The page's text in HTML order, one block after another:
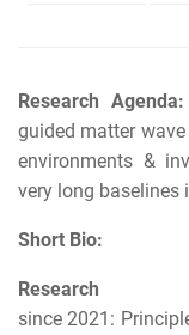
Research Agenda:
guided matter
environments &
very long baselines
Short Bio:
Research
since 2021: